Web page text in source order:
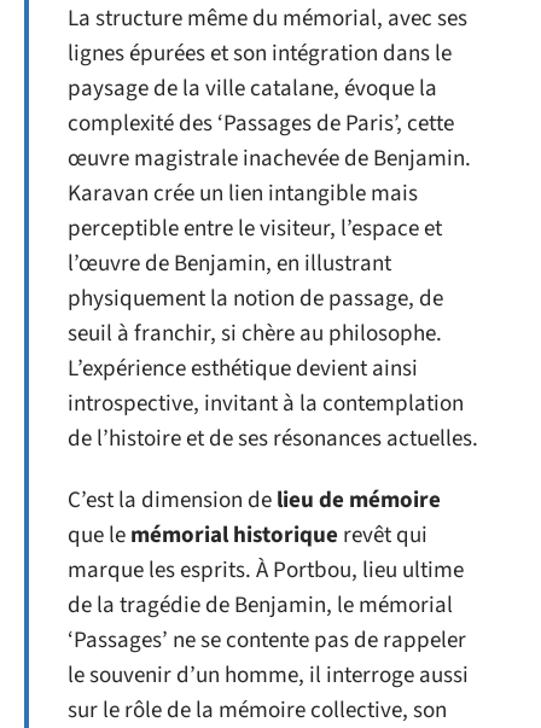
La structure même du mémorial, avec ses
lignes épurées et son intégration dans le
paysage de la ville catalane, évoque la
complexité des ‘Passages de Paris’, cette
œuvre magistrale inachevée de Benjamin.
Karavan crée un lien intangible mais
perceptible entre le visiteur, l’espace et
l’œuvre de Benjamin, en illustrant
physiquement la notion de passage, de
seuil à franchir, si chère au philosophe.
L’expérience esthétique devient ainsi
introspective, invitant à la contemplation
de l’histoire et de ses résonances actuelles.
C’est la dimension delieu de mémoire
que lemémorial historique revêt qui
marque les esprits. À Portbou, lieu ultime
de la tragédie de Benjamin, le mémorial
‘Passages’ ne se contente pas de rappeler
le souvenir d’un homme, il interroge aussi
sur le rôle de la mémoire collective, son